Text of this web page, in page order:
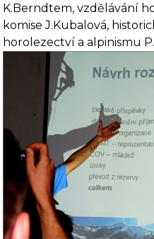
K.Berndtem, vzdělávání
komise J.Kubalová,
horolezectví a alpinismu